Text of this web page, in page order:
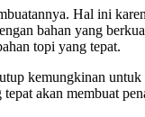
Hal ini
bahan yang
topi yang tepat.
kemungkinan
akan membuat